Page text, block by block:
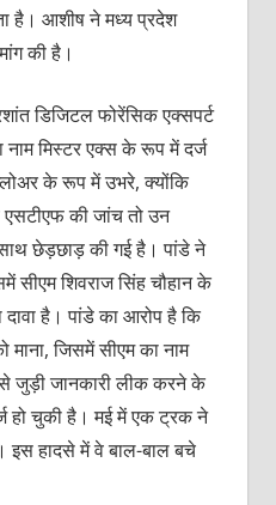
है। आशीष ने मध्य प्रदेश
की है।
डिजिटल फोरेंसिक एक्सपर्ट
मिस्टर एक्स के रूप में दर्ज
के रूप में उभरे, क्योंकि
एसटीएफ की जांच तो उन
छेड़छाड़ की गई है। पांडे ने
सीएम शिवराज सिंह चौहान के
है। पांडे का आरोप है कि
जिसमें सीएम का नाम
जुड़ी जानकारी लीक करने के
हो चुकी है। मई में एक ट्रक ने
इस हादसे में वे बाल-बाल बचे